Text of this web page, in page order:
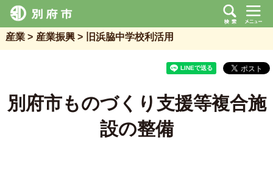
産業 産業振興 旧浜脇中学校利活用
別府市ものづくり支援等複合施
設の整備